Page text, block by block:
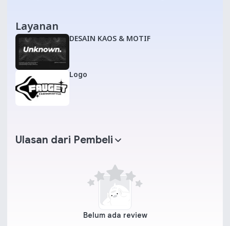
Layanan
DESAIN KAOS & MOTIF
Logo
Ulasan dari Pembeli
Belum ada review